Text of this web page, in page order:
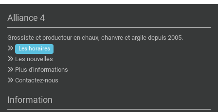
Alliance 4
Grossiste et producteur en chaux, chanvre et argile depuis 2005.
Les horaires
Les nouvelles
Plus d'informations
Contactez-nous
Information